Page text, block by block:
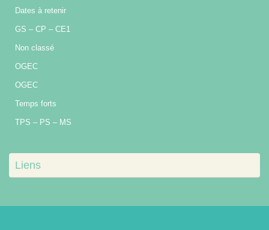
Dates à retenir
GS – CP – CE1
Non classé
OGEC
OGEC
Temps forts
TPS – PS – MS
Liens